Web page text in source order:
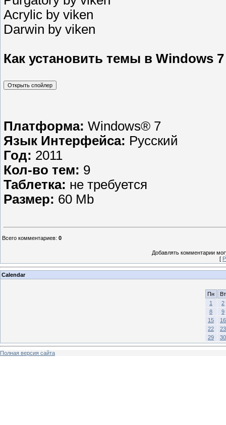
Acrylic by viken
Darwin by viken
Как установить темы в Windows 7
Платформа: Windows® 7
Язык Интерфейса: Русский
Год: 2011
Кол-во тем: 9
Таблетка: не требуется
Размер: 60 Mb
Всего комментариев: 0
Добавлять комментарии
[
Calendar
Пн
Вт
1
2
8
9
15
16
22
23
29
30
Полная версия сайта